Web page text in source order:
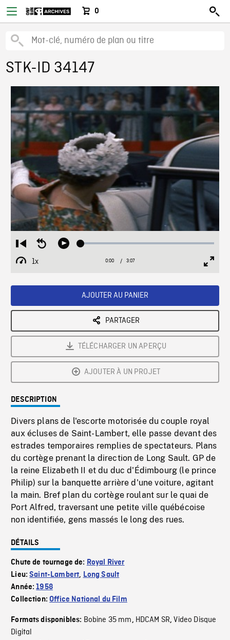
0
STK-ID 34147
Restart
from
beginning
Seek
Play Loaded:
1x
Playback
Current
0:00 / Duration
3:07
AJOUTER AU PANIER
PARTAGER
TÉLÉCHARGER UN APERÇU
AJOUTER À UN PROJET
DESCRIPTION
Divers plans de l'escorte motorisée du couple royal
aux écluses de Saint-Lambert, elle passe devant des
estrades temporaires remplies de spectateurs. Plans
du cortège prenant la direction de Long Sault. GP de
la reine Elizabeth II et du duc d'Édimbourg (le prince
Philip) sur la banquette arrière d'une voiture, agitant
la main. Bref plan du cortège roulant sur le quai de
Port Alfred, traversant une petite ville québécoise
non identifiée, gens massés le long des rues.
DÉTAILS
Chute de tournage de: Royal River
Lieu:Saint-Lambert, Long Sault
Année:1958
Collection:Office National du Film
Formats disponibles: Bobine 35 mm, HDCAM SR,Video Disque
Digital